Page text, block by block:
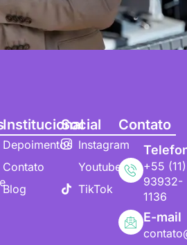
Institucional
Depoimentos
Contato
Blog
Social
Instagram
Youtube
TikTok
Contato
+55 (11)
93932-
1136
E-mail